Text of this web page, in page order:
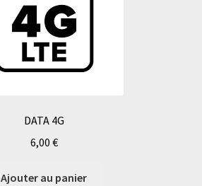
DATA 4G
6,00 €
Ajouter au panier